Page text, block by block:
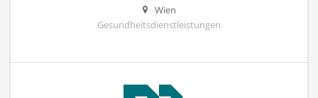
Wien
Gesundheitsdienstleistungen